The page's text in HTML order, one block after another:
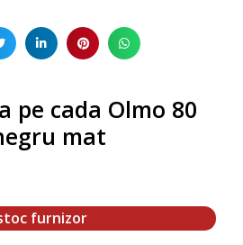
pe cada Olmo 80
mat
furnizor